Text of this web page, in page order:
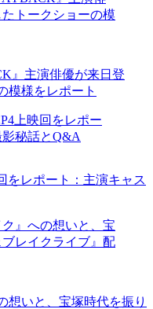
』主演俳優が来日登
模様をレポート
をレポート：主演キャス
想いと、宝塚時代を振り